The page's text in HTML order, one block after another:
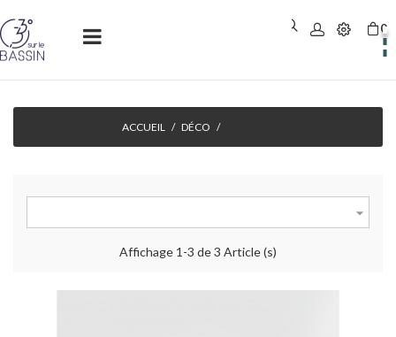
0
ACCUEIL DÉCO

Affichage 1-3 de 3 Article (s)